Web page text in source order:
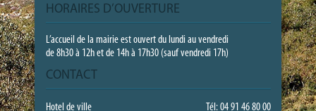
HORAIRES D’OUVERTURE
L’accueil de la mairie est ouvert du lundi au vendredi
de 8h30 à 12h et de 14h à 17h30 (sauf vendredi 17h)
CONTACT
Hotel de ville Tél: 04 91 46 80 00